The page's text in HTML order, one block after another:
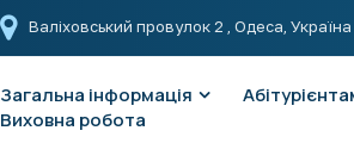
Валіховський провулок 2 , Одеса, Україна
Загальна інформація
Виховна робота